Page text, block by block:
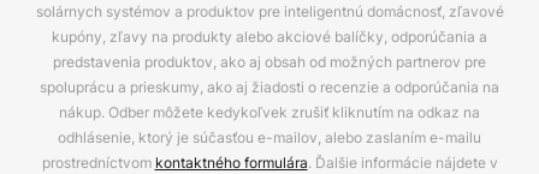
solárnych systémov a produktov pre inteligentnú domácnosť, zľavové
kupóny, zľavy na produkty alebo akciové balíčky, odporúčania a
predstavenia produktov, ako aj obsah od možných partnerov pre
spoluprácu a prieskumy, ako aj žiadosti o recenzie a odporúčania na
nákup. Odber môžete kedykoľvek zrušiť kliknutím na odkaz na
odhlásenie, ktorý je súčasťou e-mailov, alebo zaslaním e-mailu
prostredníctvom kontaktného formulára. Ďalšie informácie nájdete v